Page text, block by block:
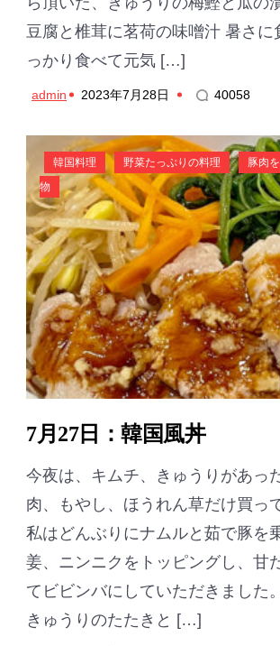
豆腐と椎茸に茗荷の味噌汁 暑さに
っかり食べて元気 […]
admin 2023年7月28日 40058
韓国料理 野菜たっぷりの料理 豚肉
物
7月27日：韓国風丼
今夜は、キムチ、きゅうりがあっ
肉、もやし、ほうれん草だけ買っ
私はどんぶりにナムルと茹で豚を
姜、ニンニクをトッピングし、甘
てビビンバにしていただきました
きゅうりのたたきと […]